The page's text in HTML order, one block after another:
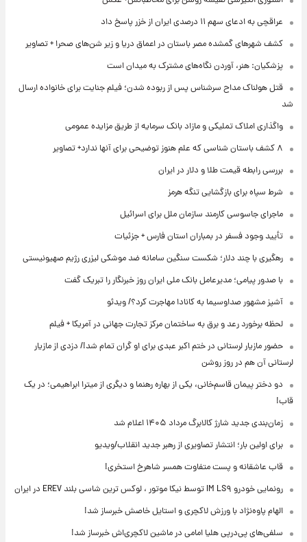
عراقچی به ادعای سهم ۱۱ درصدی ایران از خزر پاسخ داد
کشف شهرهای گمشده مصر باستان در اعماق دریا و زیر شن‌های صحرا + تصاویر
پزشکیان: هنر، آوردن نگاه‌های مشترک به میدان است
قتل هولناک مداح سرشناس پس از ربوده شدن؛ فیلم جنایت برای خانواده ارسال
شد
واگذاری املاک تملیکی و مازاد بانک سرمایه از طریق مزایده عمومی
۸ کشف باستان شناسی که علم هنوز توضیحی برای آنها ندارد+ تصاویر
بررسی رابطه قیمت طلا و دلار در ایران
شرط سپاه برای بازگشایی تنگه هرمز
ماجرای جاسوسی کارمند سازمان ملل برای اسرائیل
تأیید وجود فسفر در بمباران استان فارس + جزئیات
رهگیری با چند دلار؛ شکست سنگین سامانه ضد موشکی لیزری رژیم صهیونیستی
با صدور پیامی؛ مدیرعامل بانک ملی ایران روز خبرنگار را تبریک گفت
آشپز مشهور صداوسیما به کانادا مهاجرت کرد؟/ ویدئو
لحظه برخورد رعد و برق به ساختمان مرکز تجارت جهانی در آمریکا + فیلم
حضور مازیار لرستانی در ختم اکبر عبدی برای او گران تمام شد!/ دزدی از مازیار
لرستانی آن هم در روز روشن
دو دختر پیمان قاسم‌خانی، یکی از بهاره رهنما و دیگری از میترا ابراهیمی؛ در یک
قاب!
زمان‌بندی جدید شارژ کالابرگ مرداد ۱۴۰۵ اعلام شد
برای اولین بار؛ انتشار تصاویری از رهبر جدید انقلاب/ویدیو
قاب عاشقانه و پست متفاوت همسر شاهرخ استخری!
رونمایی خودرو IM LS۹ توسط نیکا موتور ، لوکس ترین شاسی بلند EREV در ایران
الهام پاوه‌نژاد با ورزش لاکچری و استایل خاصش خبرساز شد!
سلفی‌های پی‌درپی هلیا امامی در ماشین لاکچری‌اش خبرساز شد!